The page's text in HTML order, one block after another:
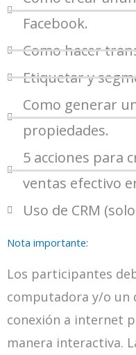
Facebook.
Como hacer
Etiquetar y
Como generar
propiedades.
5 acciones para
ventas efectivo
Uso de CRM
Nota importante:
Los participantes
computadora y/o un
conexión a internet
manera interactiva.